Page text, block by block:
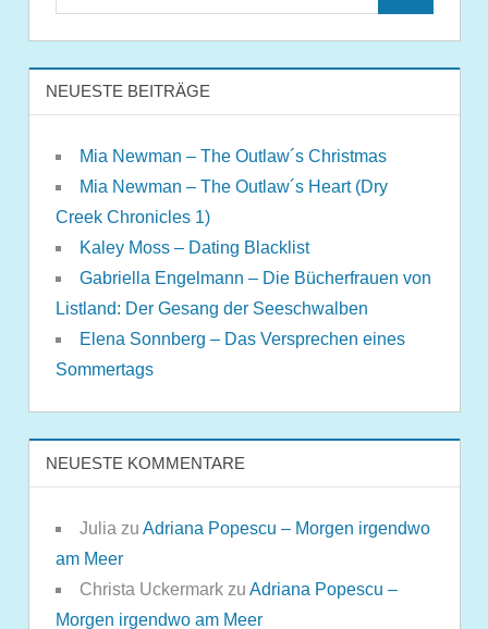
NEUESTE BEITRÄGE
Mia Newman – The Outlaw´s Christmas
Mia Newman – The Outlaw´s Heart (Dry
Creek Chronicles 1)
Kaley Moss – Dating Blacklist
Gabriella Engelmann – Die Bücherfrauen von
Listland: Der Gesang der Seeschwalben
Elena Sonnberg – Das Versprechen eines
Sommertags
NEUESTE KOMMENTARE
Julia zu Adriana Popescu – Morgen irgendwo
am Meer
Christa Uckermarkzu Adriana Popescu –
Morgen irgendwo am Meer